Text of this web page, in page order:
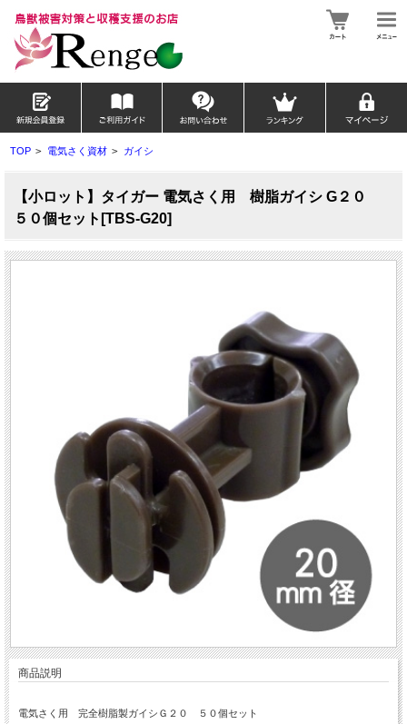
TOP > 電気さく資材 > ガイシ
【小ロット】タイガー 電気さく用 樹脂ガイシ G２０
５０個セット[TBS-G20]
商品説明
電気さく用 完全樹脂製ガイシＧ２０ ５０個セット